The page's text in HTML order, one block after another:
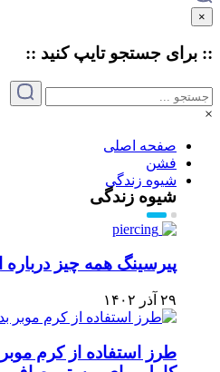
×
:: برای جستجو تایپکنید ::
×
صفحه اصلی
فشن
شیوه زندگی
شیوه زندگی
پیرسینگ همه چیز
۲۹ آذر ۱۴۰۲
طرز استفاده از کرم